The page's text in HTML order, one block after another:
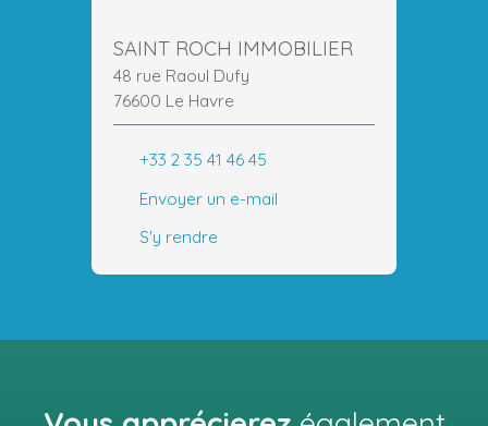
SAINT ROCH IMMOBILIER
48 rue Raoul Dufy
76600 Le Havre
+33 2 35 41 46 45
Envoyer un e-mail
S'y rendre